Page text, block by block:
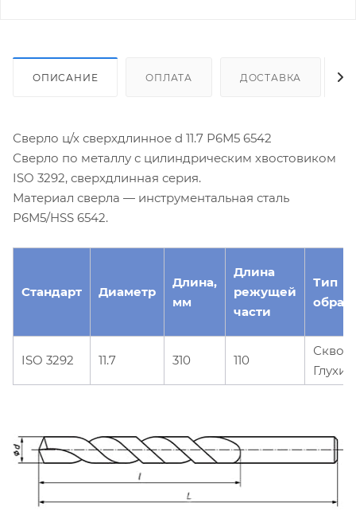
ОПИСАНИЕ ОПЛАТА ДОСТАВКА
Сверло ц/х сверхдлинное d 11.7 Р6М5 6542
Сверло по металлу с цилиндрическим хвостовиком
ISO 3292, сверхдлинная серия.
Материал сверла — инструментальная сталь
Р6М5/HSS 6542.
Стандарт Диаметр
Длина,
мм
Длина
режущей
части
Тип
ISO 3292 11.7 310 110
Глухие